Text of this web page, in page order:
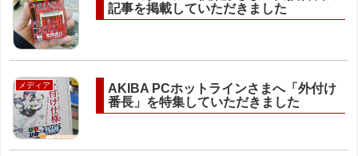
記事を掲載していただきました
メディア
AKIBA PCホットラインさまへ「外付け
番長」を特集していただきました